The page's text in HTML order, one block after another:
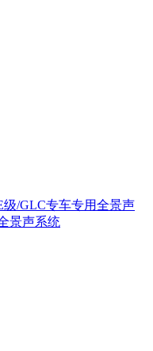
级/GLC专车专用全景声
景声系统